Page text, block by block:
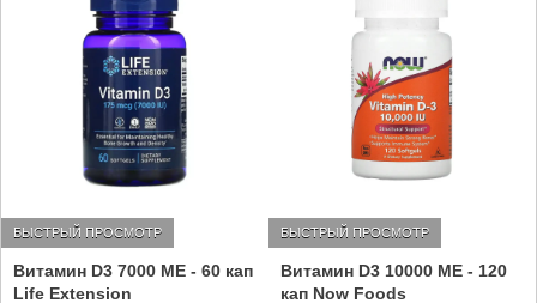
Витамин D3 7000 МЕ - 60 кап
Life Extension
БЫСТРЫЙ ПРОСМОТР
Витамин D3 10000 МЕ - 120
кап Now Foods
БЫСТРЫЙ ПРОСМОТР